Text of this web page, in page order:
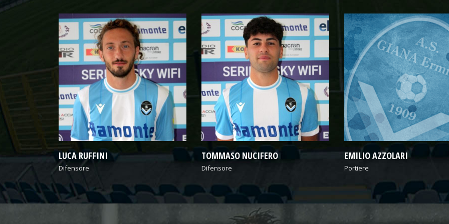
TOMMASO NUCIFERO
Difensore
EMILIO AZZOLARI
Portiere
LUIGI SAMELE
Attaccante